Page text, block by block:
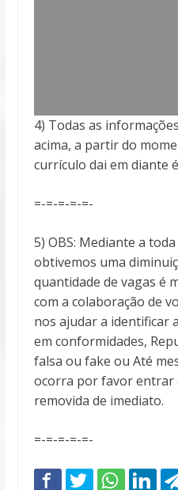
4) Todas as
acima, a partir do
currículo dai em diante
=-=-=-=-=-
5) OBS: Mediante a
obtivemos uma
quantidade de vagas é
com a colaboração de
nos ajudar a identificar
em conformidades,
falsa ou fake ou Até
ocorra por favor entrar
removida de imediato.
=-=-=-=-=-